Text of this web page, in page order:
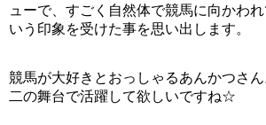
ューで、すごく自然体で競馬に向かわ
いう印象を受けた事を思い出します。
競馬が大好きとおっしゃるあんかつさ
二の舞台で活躍して欲しいですね☆